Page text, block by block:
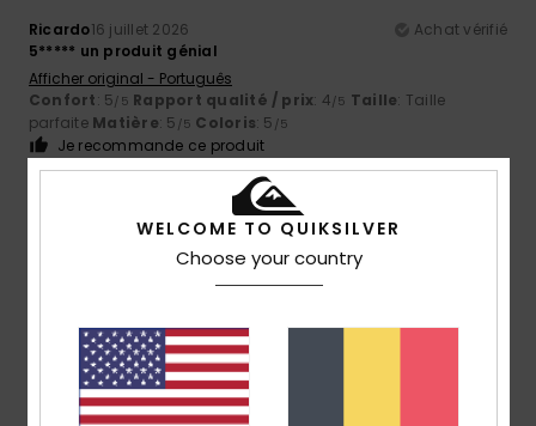
Ricardo16 juillet 2026
Achat vérifié
5***** un produit génial
Afficher original - Português
Confort: 5/5 Rapport qualité / prix: 4/5 Taille: Taille
parfaite Matière: 5 /5 Coloris: 5 /5
Je recommande ce produit
5/5
16 juillet 2026
Achat vérifié
J'adore mes tongs d'intérieur !
Afficher original - English
Confort: 5/5 Rapport qualité / prix
WELCOME TO QUIKSILVER
Choose your country